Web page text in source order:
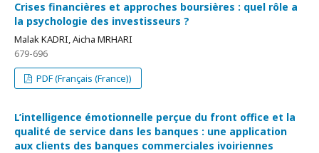
Crises financières et approches boursières : quel rôle a
la psychologie des investisseurs ?
Malak KADRI, Aicha MRHARI
679-696
PDF (Français (France))
L’intelligence émotionnelle perçue du front office et la
qualité de service dans les banques : une application
aux clients des banques commerciales ivoiriennes